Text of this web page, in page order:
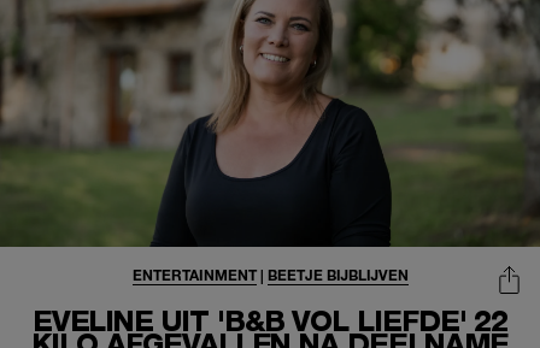
EVELINE UIT 'B&B VOL LIEFDE' 22
ENTERTAINMENT| BEETJE BIJBLIJVEN